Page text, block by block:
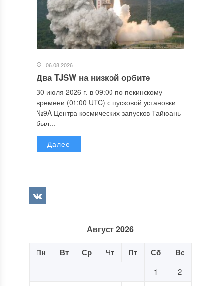
06.08.2026
Два TJSW на низкой орбите
30 июля 2026 г. в 09:00 по пекинскому
времени (01:00 UTC) с пусковой установки
№9A Центра космических запусков Тайюань
был...
Далее
Август 2026
Пн Вт Ср Чт Пт Сб Вс
1
2